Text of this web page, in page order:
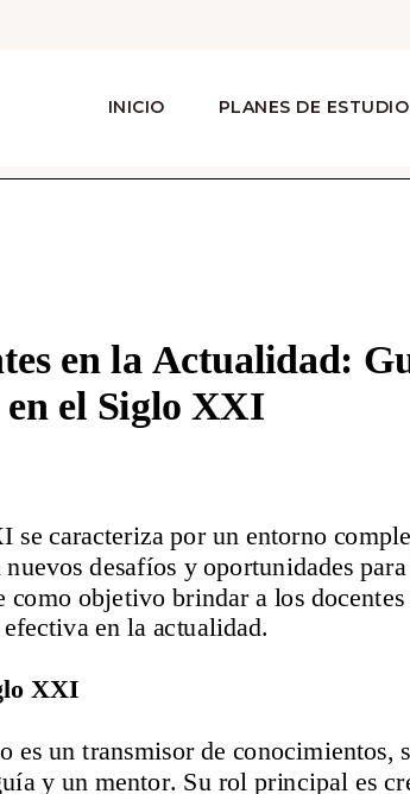
INICIO PLANES DE ESTUDIO